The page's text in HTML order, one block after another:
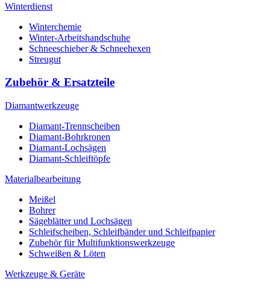
Winterdienst
Winterchemie
Winter-Arbeitshandschuhe
Schneeschieber & Schneehexen
Streugut
Zubehör & Ersatzteile
Diamantwerkzeuge
Diamant-Trennscheiben
Diamant-Bohrkronen
Diamant-Lochsägen
Diamant-Schleiftöpfe
Materialbearbeitung
Meißel
Bohrer
Sägeblätter und Lochsägen
Schleifscheiben, Schleifbänder und Schleifpapier
Zubehör für Multifunktionswerkzeuge
Schweißen & Löten
Werkzeuge & Geräte